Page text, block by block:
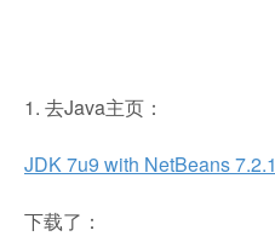
1. 去Java主页：
JDK 7u9 with NetBeans 7.2.1
下载了：